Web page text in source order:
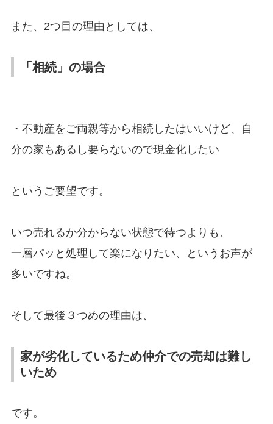
また、2つ目の理由としては、
「相続」の場合
・不動産をご両親等から相続したはいいけど、
自
分の家もあるし要らないので現金化したい
というご要望です。
いつ売れるか分からない状態で待つよりも、
一層パッと処理して楽になりたい、というお声が
多いですね。
そして最後３つめの理由は、
家が劣化しているため仲介での売却は難し
いため
です。